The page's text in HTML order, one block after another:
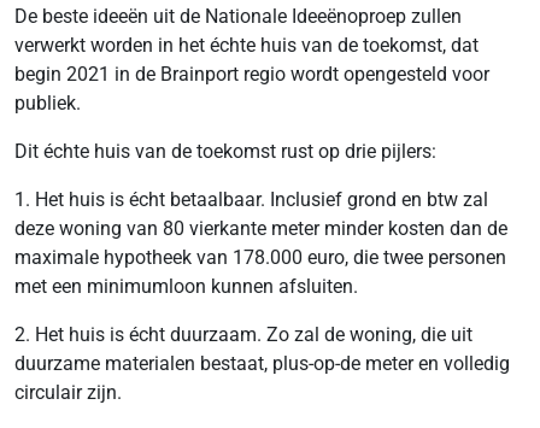
De beste ideeën uit de Nationale Ideeënoproep zullen
verwerkt worden in het échte huis van de toekomst, dat
begin 2021 in de Brainport regio wordt opengesteld voor
publiek.
Dit échte huis van de toekomst rust op drie pijlers:
1. Het huis is écht betaalbaar. Inclusief grond en btw zal
deze woning van 80 vierkante meter minder kosten dan de
maximale hypotheek van 178.000 euro, die twee personen
met een minimumloon kunnen afsluiten.
2. Het huis is écht duurzaam. Zo zal de woning, die uit
duurzame materialen bestaat, plus-op-de meter en volledig
circulair zijn.